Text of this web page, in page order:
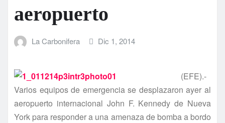
aeropuerto
La Carbonifera Dic 1, 2014
(EFE).-
Varios equipos de emergencia se desplazaron ayer al
aeropuerto internacional John F. Kennedy de Nueva
York para responder a una amenaza de bomba a bordo